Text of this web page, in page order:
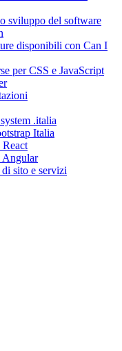
sviluppo del software
disponibili con Can I
per CSS e JavaScript
.italia
Italia
sito e servizi